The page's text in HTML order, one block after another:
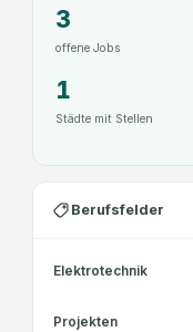
3
offene Jobs
1
Städte mit Stellen
Berufsfelder
Elektrotechnik
Projekten